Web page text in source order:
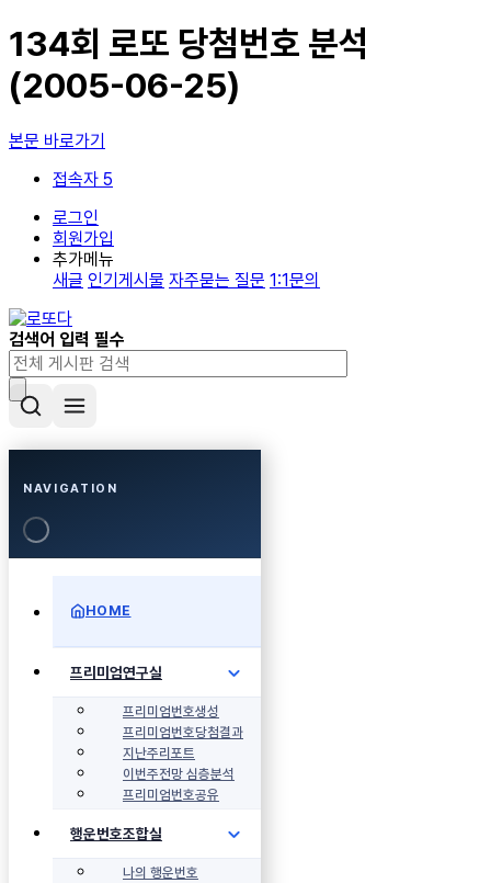
134회 로또 당첨번호 분석
(2005-06-25)
본문 바로가기
접속자 5
로그인
회원가입
추가메뉴
새글 인기게시물 자주묻는 질문 1:1문의
검색어 입력 필수
NAVIGATION
HOME
프리미엄연구실
프리미엄번호생성
프리미엄번호당첨결과
지난주리포트
이번주전망 심층분석
프리미엄번호공유
행운번호조합실
나의 행운번호